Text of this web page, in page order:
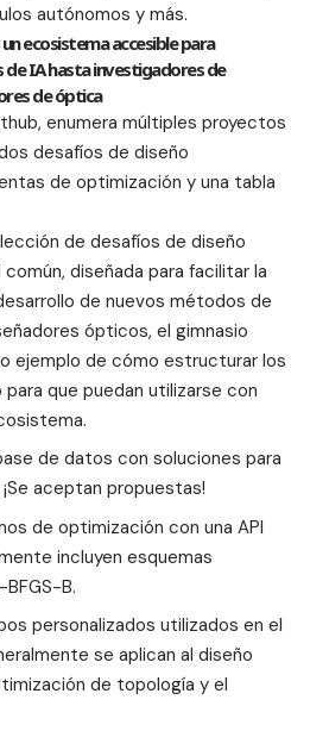
autónomos y más.
ecosistema accesible para
IA hasta investigadores de
de óptica
enumera múltiples proyectos
desafíos de diseño
de optimización y una tabla
de desafíos de diseño
diseñada para facilitar la
de nuevos métodos de
ópticos, el gimnasio
ejemplo de cómo estructurar los
que puedan utilizarse con
de datos con soluciones para
aceptan propuestas!
de optimización con una API
incluyen esquemas
B.
personalizados utilizados en el
se aplican al diseño
de topología y el